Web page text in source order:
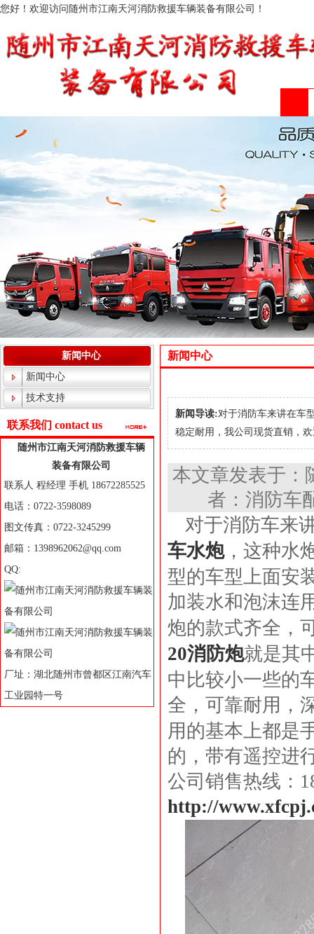
您好！欢迎访问随州市江南天河消防救援车辆装备有限公司！
新闻中心
新闻中心
技术支持
联系我们 contact us
随州市江南天河消防救援车辆
装备有限公司
联系人 程经理 手机 18672285525
电话：0722-3598089
图文传真：0722-3245299
邮箱：1398962062@qq.com
QQ:
厂址：湖北随州市曾都区江南汽车
工业园特一号
新闻中心
新闻导读:对于消防车来讲在车
稳定耐用，我公司现货直销，
本文章发表于
者：消防车
对于消防车来
车水炮，这种水
型的车型上面安
加装水和泡沫连
炮的款式齐全，
20消防炮就是其
中比较小一些的
全，可靠耐用，
用的基本上都是
的，带有遥控进
公司销售热线：
http://